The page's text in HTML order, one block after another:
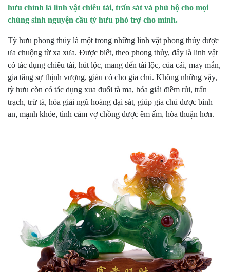
hưu chính là linh vật chiêu tài, trấn sát và phù hộ cho mọi
chúng sinh nguyện cầu tỳ hưu phò trợ cho mình.
Tỳ hưu phong thủy là một trong những linh vật phong thủy được
ưa chuộng từ xa xưa. Được biết, theo phong thủy, đây là linh vật
có tác dụng chiêu tài, hút lộc, mang đến tài lộc, của cải, may mắn,
gia tăng sự thịnh vượng, giàu có cho gia chủ. Không những vậy,
tỳ hưu còn có tác dụng xua đuổi tà ma, hóa giải điềm rủi, trấn
trạch, trừ tà, hóa giải ngũ hoàng đại sát, giúp gia chủ được bình
an, mạnh khỏe, tình cảm vợ chồng được êm ấm, hòa thuận hơn.